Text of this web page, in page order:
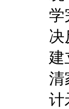
学
决
建
清
计